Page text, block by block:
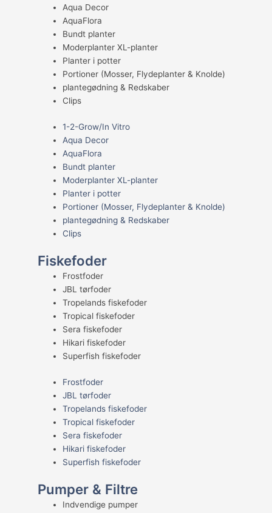
Aqua Decor
AquaFlora
Bundt planter
Moderplanter XL-planter
Planter i potter
Portioner (Mosser, Flydeplanter & Knolde)
plantegødning & Redskaber
Clips
1-2-Grow/In Vitro
Aqua Decor
AquaFlora
Bundt planter
Moderplanter XL-planter
Planter i potter
Portioner (Mosser, Flydeplanter & Knolde)
plantegødning & Redskaber
Clips
Fiskefoder
Frostfoder
JBL tørfoder
Tropelands fiskefoder
Tropical fiskefoder
Sera fiskefoder
Hikari fiskefoder
Superfish fiskefoder
Frostfoder
JBL tørfoder
Tropelands fiskefoder
Tropical fiskefoder
Sera fiskefoder
Hikari fiskefoder
Superfish fiskefoder
Pumper & Filtre
Indvendige pumper